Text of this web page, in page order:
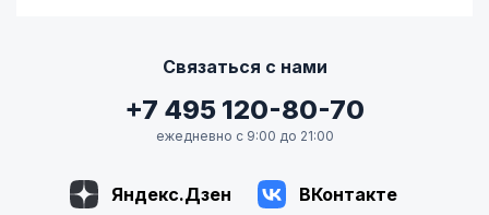
Связаться с нами
+7 495 120-80-70
ежедневно с 9:00 до 21:00
Яндекс.Дзен ВКонтакте